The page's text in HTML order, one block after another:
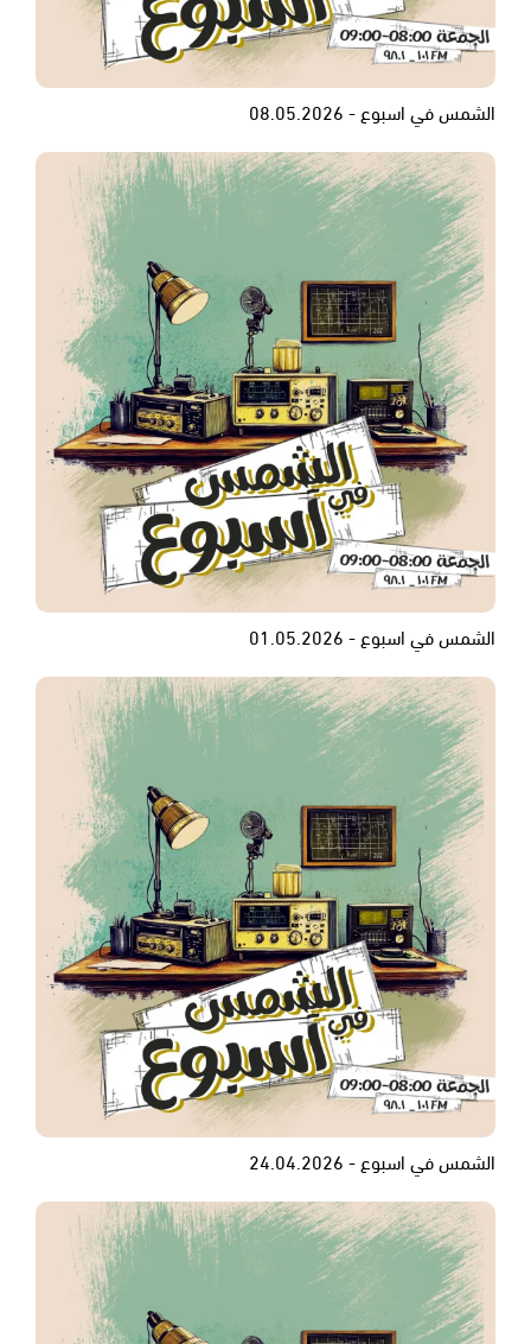
الشمس في اسبوع - 08.05.2026
الشمس في اسبوع - 01.05.2026
الشمس في اسبوع - 24.04.2026